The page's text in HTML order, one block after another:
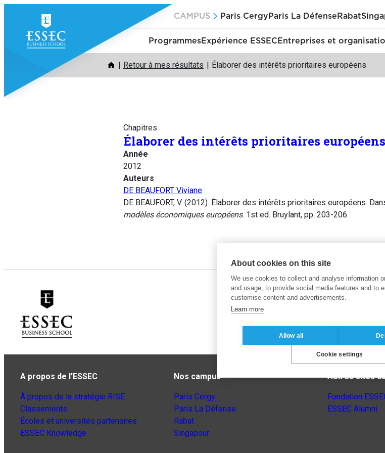
contenu
CAMPUS Paris Cergy Paris La Défense Rabat
ProgrammesExpérience ESSEC Entreprises et
Retour à mes résultats Élaborer des intérêts prioritaires européens
Chapitres
Élaborer des intérêts prioritaires européens
Année
2012
Auteurs
DE BEAUFORT Viviane
DE BEAUFORT, V. (2012). Élaborer des intérêts prioritaires européens.
modèles économiques européens. 1st ed. Bruylant, pp. 203-206.
A propos de l’ESSEC
À propos de la stratégie RISE
Classements
Écoles et universités partenaires
ESSEC Knowledge
Nos campus
Paris Cergy
Paris La Défense
Rabat
Singapour
Autres sites
Fondation
ESSEC Alumni
About cookies on this site
We use cookies to collect and analyse information
and usage, to provide social media features and to
customise content and advertisements.
Learn more
Allow all
Cookie settings